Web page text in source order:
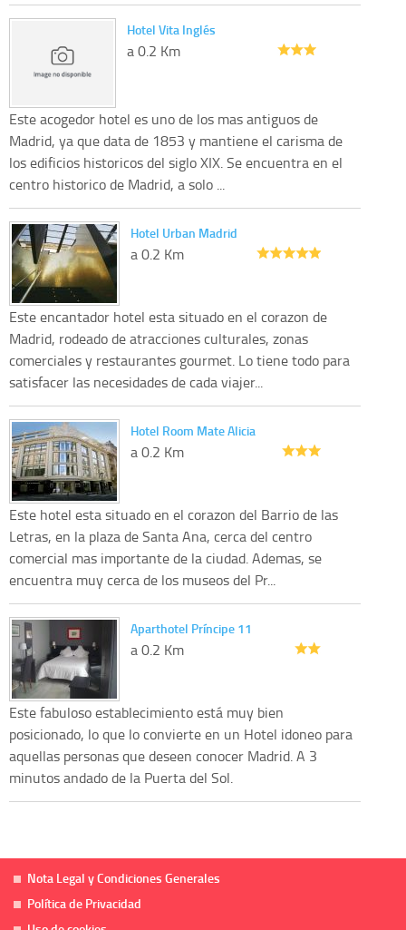
Hotel Vita Inglés
a 0.2 Km
Este acogedor hotel es uno de los mas antiguos de
Madrid, ya que data de 1853 y mantiene el carisma de
los edificios historicos del siglo XIX. Se encuentra en el
centro historico de Madrid, a solo ...
Hotel Urban Madrid
a 0.2 Km
Este encantador hotel esta situado en el corazon de
Madrid, rodeado de atracciones culturales, zonas
comerciales y restaurantes gourmet. Lo tiene todo para
satisfacer las necesidades de cada viajer...
Hotel Room Mate Alicia
a 0.2 Km
Este hotel esta situado en el corazon del Barrio de las
Letras, en la plaza de Santa Ana, cerca del centro
comercial mas importante de la ciudad. Ademas, se
encuentra muy cerca de los museos del Pr...
Aparthotel Príncipe 11
a 0.2 Km
Este fabuloso establecimiento está muy bien
posicionado, lo que lo convierte en un Hotel idoneo para
aquellas personas que deseen conocer Madrid. A 3
minutos andado de la Puerta del Sol.
Nota Legal y Condiciones Generales
Política de Privacidad